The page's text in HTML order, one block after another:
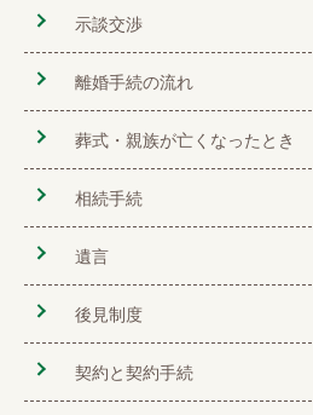
示談交渉
離婚手続の流れ
葬式・親族が亡くなったとき
相続手続
遺言
後見制度
契約と契約手続